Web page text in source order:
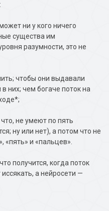
ни у кого ничего
существа им
разумности, это не
чтобы они выдавали
них; чем богаче поток на
не умеют по пять
ну или нет), а потом что не
«пять» и «пальцев».
получится, когда поток
а нейросети —